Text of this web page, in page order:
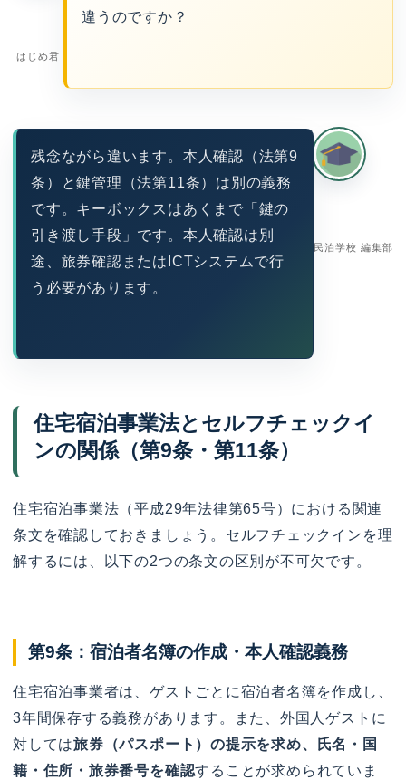
はじめ君
違うのですか？
民泊学校 編集部
残念ながら違います。本人確認（法第9
条）と鍵管理（法第11条）は別の義務
です。キーボックスはあくまで「鍵の
引き渡し手段」です。本人確認は別
途、旅券確認またはICTシステムで行
う必要があります。
住宅宿泊事業法とセルフチェックイ
ンの関係（第9条・第11条）
住宅宿泊事業法（平成29年法律第65号）における関連
条文を確認しておきましょう。セルフチェックインを理
解するには、以下の2つの条文の区別が不可欠です。
第9条：宿泊者名簿の作成・本人確認義務
住宅宿泊事業者は、ゲストごとに宿泊者名簿を作成し、
3年間保存する義務があります。また、外国人ゲストに
対しては旅券（パスポート）の提示を求め、氏名・国
籍・住所・旅券番号を確認することが求められていま